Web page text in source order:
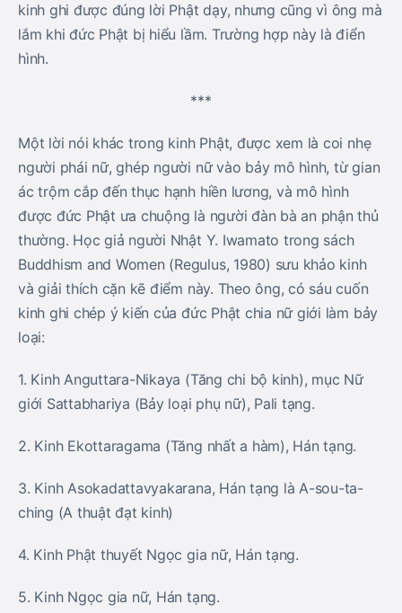
kinh ghi được đúng lời Phật dạy, nhưng cũng vì ông mà
lắm khi đức Phật bị hiểu lầm. Trường hợp này là điển
hình.
***
Một lời nói khác trong kinh Phật, được xem là coi nhẹ
người phái nữ, ghép người nữ vào bảy mô hình, từ gian
ác trộm cắp đến thục hạnh hiền lương, và mô hình
được đức Phật ưa chuộng là người đàn bà an phận thủ
thường. Học giả người Nhật Y. Iwamato trong sách
Buddhism and Women (Regulus, 1980) sưu khảo kinh
và giải thích cặn kẽ điểm này. Theo ông, có sáu cuốn
kinh ghi chép ý kiến của đức Phật chia nữ giới làm bảy
loại:
1. Kinh Anguttara-Nikaya (Tăng chi bộ kinh), mục Nữ
giới Sattabhariya (Bảy loại phụ nữ), Pali tạng.
2. Kinh Ekottaragama (Tăng nhất a hàm), Hán tạng.
3. Kinh Asokadattavyakarana, Hán tạng là A-sou-ta-
ching (A thuật đạt kinh)
4. Kinh Phật thuyết Ngọc gia nữ, Hán tạng.
5. Kinh Ngọc gia nữ, Hán tạng.